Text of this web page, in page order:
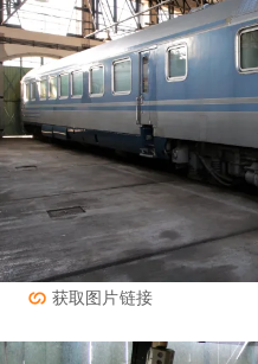
获取图片链接